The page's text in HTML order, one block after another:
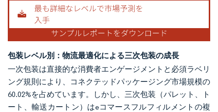
包装レベル別：物流最適化による三次包装の成長
一次包装は直接的な消費者エンゲージメントと必須ラベリ
ング規則により、コネクテッドパッケージング市場規模の
60.02%を占めています。しかし、三次包装（パレット、ト
ート、輸送カートン）はeコマースフルフィルメントの複